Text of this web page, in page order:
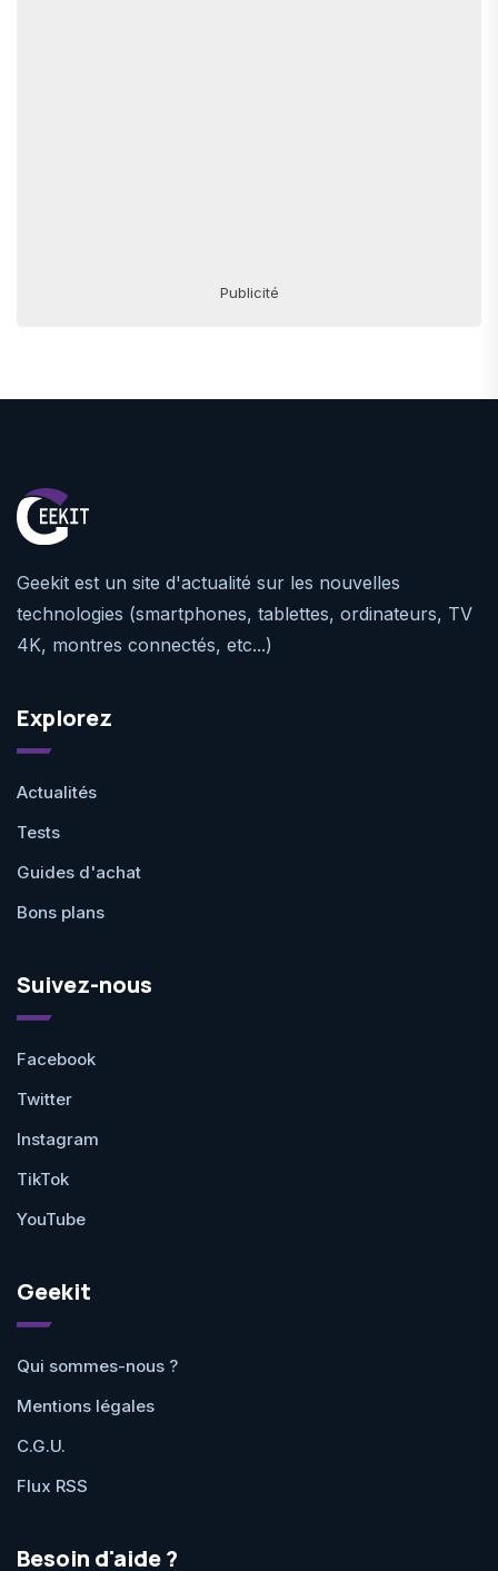
Publicité
Geekit est un site d'actualité sur les nouvelles
technologies (smartphones, tablettes, ordinateurs, TV
4K, montres connectés, etc...)
Explorez
Actualités
Tests
Guides d'achat
Bons plans
Suivez-nous
Facebook
Twitter
Instagram
TikTok
YouTube
Geekit
Qui sommes-nous ?
Mentions légales
C.G.U.
Flux RSS
Besoin d'aide ?